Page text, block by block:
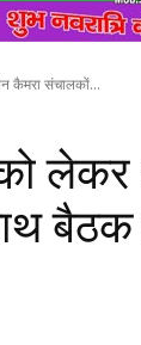
कैमरा संचालकों...
लेकर
बैठक